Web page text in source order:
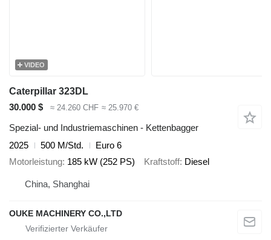
VIDEO
Caterpillar 323DL
30.000 $
≈ 24.260 CHF ≈ 25.970 €
Spezial- und Industriemaschinen - Kettenbagger
2025
500 M/Std.
Euro 6
Motorleistung 185 kW (252 PS) Kraftstoff Diesel
China, Shanghai
OUKE MACHINERY CO.,LTD